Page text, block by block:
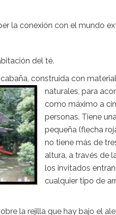
la conexión con el mundo
del té.
construida con
naturales, para
como máximo a
personas. Tiene
pequeña (flecha
no tiene más de
altura, a través de
los invitados
cualquier tipo de
la rejilla que hay bajo el